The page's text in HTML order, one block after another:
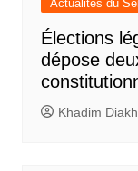
Actualités du
Élections
dépose
Khadim